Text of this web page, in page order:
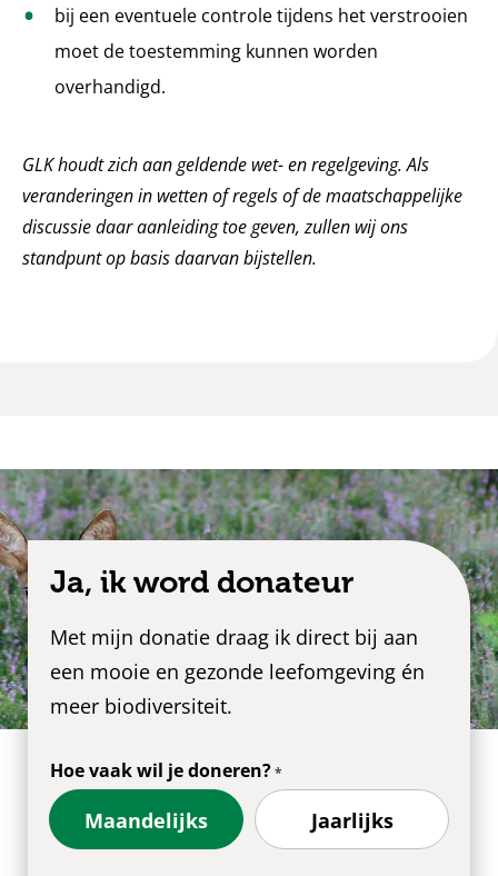
bij een eventuele controle tijdens het verstrooien
moet de toestemming kunnen worden
overhandigd.
GLK houdt zich aan geldende wet- en regelgeving. Als
veranderingen in wetten of regels of de maatschappelijke
discussie daar aanleiding toe geven, zullen wij ons
standpunt op basis daarvan bijstellen.
Ja, ik word donateur
Met mijn donatie draag ik direct bij aan
een mooie en gezonde leefomgeving én
meer biodiversiteit.
Hoe vaak wil je doneren?
Maandelijks Jaarlijks